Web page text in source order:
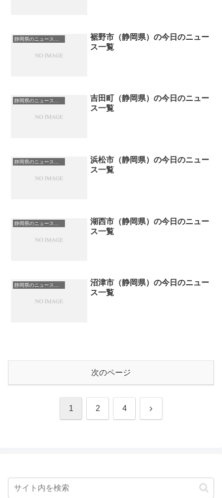
裾野市（静岡県）の今日のニュー
ス一覧
吉田町（静岡県）の今日のニュー
ス一覧
静岡県のニュース一覧
浜松市（静岡県）の今日のニュー
ス一覧
湖西市（静岡県）の今日のニュー
ス一覧
沼津市（静岡県）の今日のニュー
ス一覧
次のページ
1 2 4 次